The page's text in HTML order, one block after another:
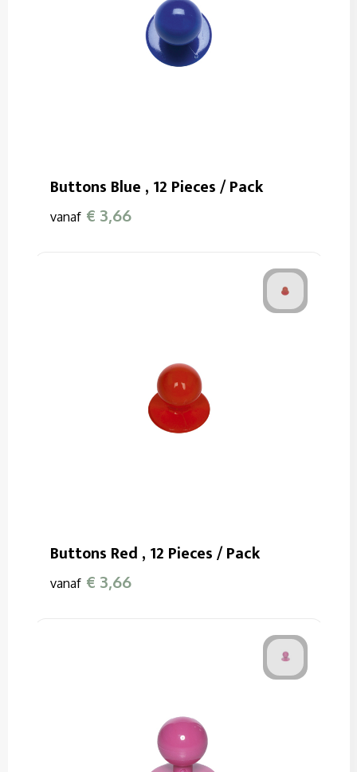
Buttons Blue , 12 Pieces / Pack
vanaf € 3,66
Buttons Red , 12 Pieces / Pack
vanaf € 3,66